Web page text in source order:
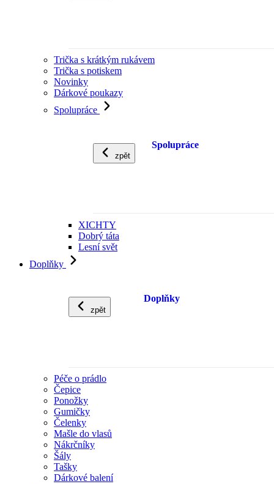
Trička s krátkým rukávem
Trička s potiskem
Novinky
Dárkové poukazy
Spolupráce
zpět
Spolupráce
XICHTY
Dobrý táta
Lesní svět
Doplňky
zpět
Doplňky
Péče o prádlo
Čepice
Ponožky
Gumičky
Čelenky
Mašle do vlasů
Nákrčníky
Šály
Tašky
Dárkové balení